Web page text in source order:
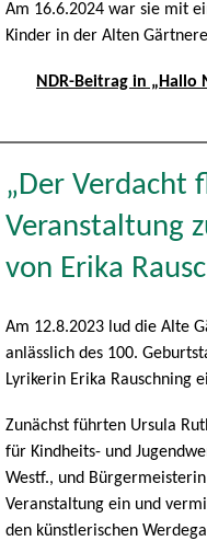
Am 16.6.2024 war sie mit
Kinder in der Alten
NDR-Beitrag in „Hallo
„Der Verdacht
Veranstaltung
von Erika
Am 12.8.2023 lud die Alte
anlässlich des 100.
Lyrikerin Erika Rauschning
Zunächst führten Ursula
für Kindheits- und
Westf., und
Veranstaltung ein und
den künstlerischen